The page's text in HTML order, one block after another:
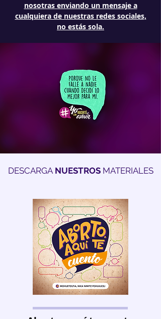
nosotras enviando un mensaje a
cualquiera de nuestras redes sociales,
no estás sola.
DESCARGA NUESTROS MATERIALES